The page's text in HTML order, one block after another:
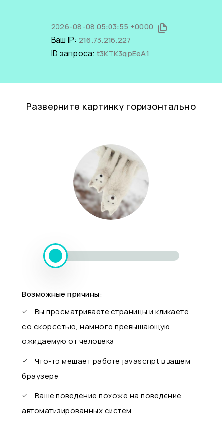
2026-08-08 05:03:55 +0000
Ваш IP: 216.73.216.227
ID запроса: t3KTK3qpEeA1
Разверните картинку горизонтально
Возможные причины:
Вы просматриваете страницы и кликаете
со скоростью, намного превышающую
ожидаемую от человека
Что-то мешает работе javascript в вашем
браузере
Ваше поведение похоже на поведение
автоматизированных систем